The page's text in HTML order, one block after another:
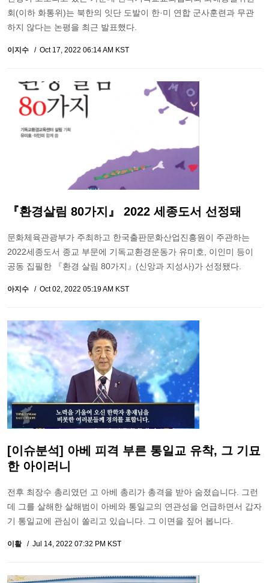
회(이하 화통위)는 북한의 잇단 도발이 한·미 연합 군사훈련과 무관
하지 않다는 논평을 최근 발표했다.
이지수 Oct 17, 2022 06:14 AM KST
『환경살림 80가지』 2022 세종도서 선정돼
문화체육관광부가 주최하고 한국출판문화산업진흥원이 주관하는
2022세종도서 종교 부문에 기독교환경운동가 유미호, 이인미 등이
공동 집필한 『환경 살림 80가지』(신앙과 지성사)가 선정됐다.
아지수 Oct 02, 2022 05:19 AM KST
[이슈분석] 아베 피격 부른 통일교 유착, 그 기묘
한 아이러니
전후 최장수 총리였던 고 아베 총리가 총격을 받아 숨졌습니다. 그런
데 그를 살해한 살해범이 아베와 통일교의 연관성을 언급하면서 갑자
기 통일교에 관심이 쏠리고 있습니다. 그 이면을 짚어 봅니다.
이활 Jul 14, 2022 07:32 PM KST